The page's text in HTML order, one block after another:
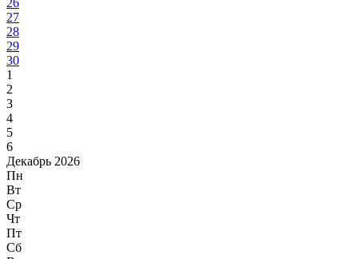
26
27
28
29
30
1
2
3
4
5
6
Декабрь 2026
Пн
Вт
Ср
Чт
Пт
Сб